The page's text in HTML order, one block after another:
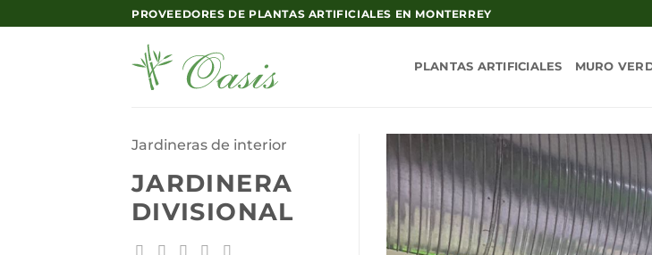
al
PROVEEDORES DE PLANTAS ARTIFICIALES EN MONTERREY
PLANTAS ARTIFICIALES MURO
Jardineras de interior
JARDINERA
DIVISIONAL